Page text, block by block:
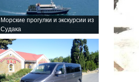
Морские прогулки и экскурсии из
Судака